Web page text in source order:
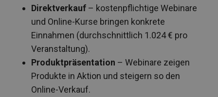
Direktverkauf – kostenpflichtige Webinare
und Online-Kurse bringen konkrete
Einnahmen (durchschnittlich 1.024 € pro
Veranstaltung).
Produktpräsentation – Webinare zeigen
Produkte in Aktion und steigern so den
Online-Verkauf.